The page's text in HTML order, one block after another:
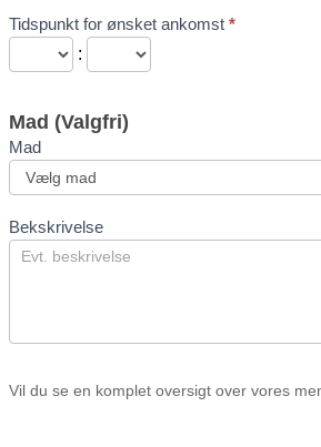
Tidspunkt for ønsket ankomst *
:
Mad (Valgfri)
Mad
Bekskrivelse
Vil du se en komplet oversigt over vores